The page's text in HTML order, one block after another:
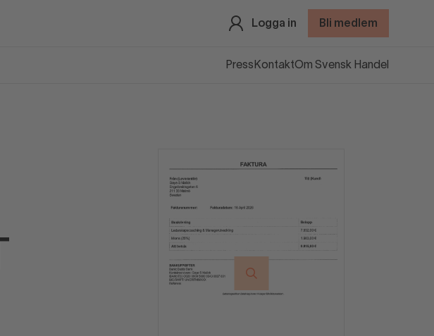
Logga in Bli medlem
Press KontaktOm Svensk Handel